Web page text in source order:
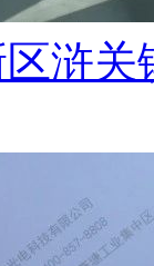
浒关